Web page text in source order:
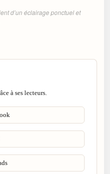
d’un éclairage ponctuel et
à ses lecteurs.